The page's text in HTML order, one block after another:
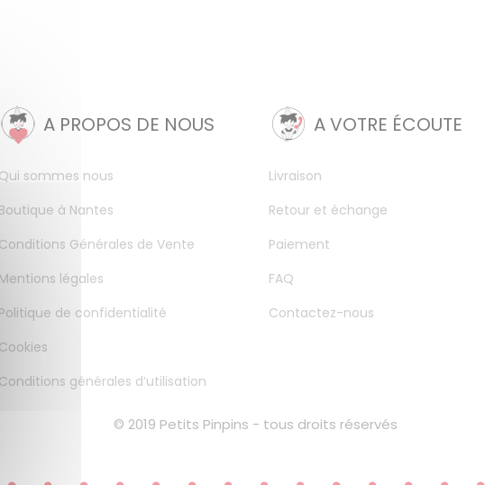
A PROPOS DE NOUS
Qui sommes nous
Boutique à Nantes
Conditions Générales de Vente
Mentions légales
Politique de confidentialité
Cookies
Conditions générales d’utilisation
A VOTRE ÉCOUTE
Livraison
Retour et échange
Paiement
FAQ
Contactez-nous
© 2019 Petits Pinpins - tous droits réservés